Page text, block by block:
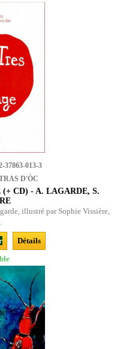
37863-013-3
D'ÒC
CD) - A. LAGARDE, S.
illustré par Sophie Vissière,
Détails